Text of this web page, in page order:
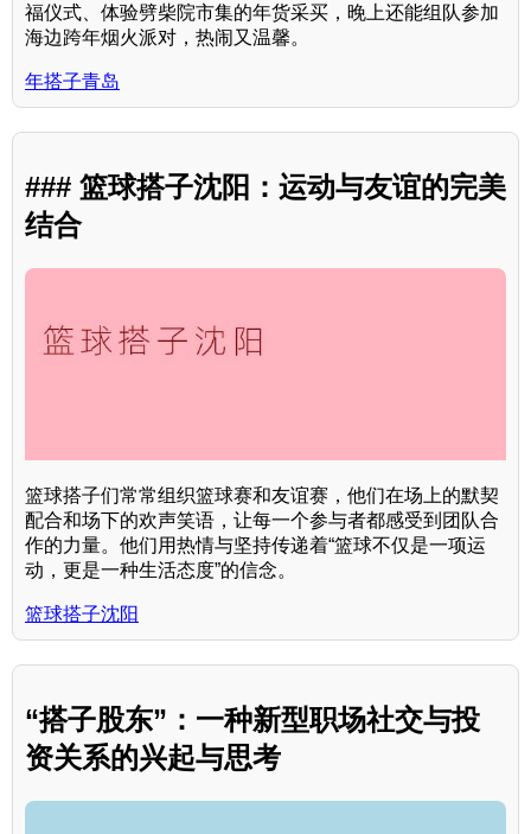
福仪式、体验劈柴院市集的年货采买，晚上还能组队参加
海边跨年烟火派对，热闹又温馨。
年搭子青岛
### 篮球搭子沈阳：运动与友谊的完美
结合
篮球搭子们常常组织篮球赛和友谊赛，他们在场上的默契
配合和场下的欢声笑语，让每一个参与者都感受到团队合
作的力量。他们用热情与坚持传递着“篮球不仅是一项运
动，更是一种生活态度”的信念。
篮球搭子沈阳
“搭子股东”：一种新型职场社交与投
资关系的兴起与思考